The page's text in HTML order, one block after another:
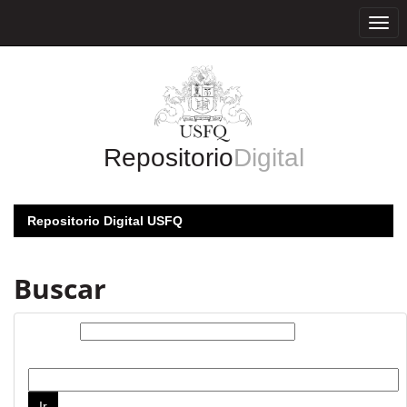
RepositorioDigital
Repositorio Digital USFQ
Buscar